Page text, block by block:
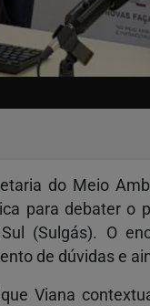
do Meio
para debater o
(Sulgás). O
de dúvidas e
Viana